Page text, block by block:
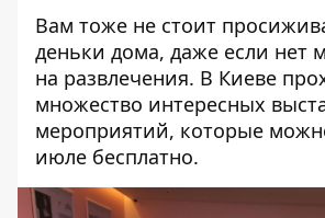
Вам тоже не стоит
деньки дома, даже если нет
на развлечения. В Киеве
множество интересных
мероприятий, которые
июле бесплатно.